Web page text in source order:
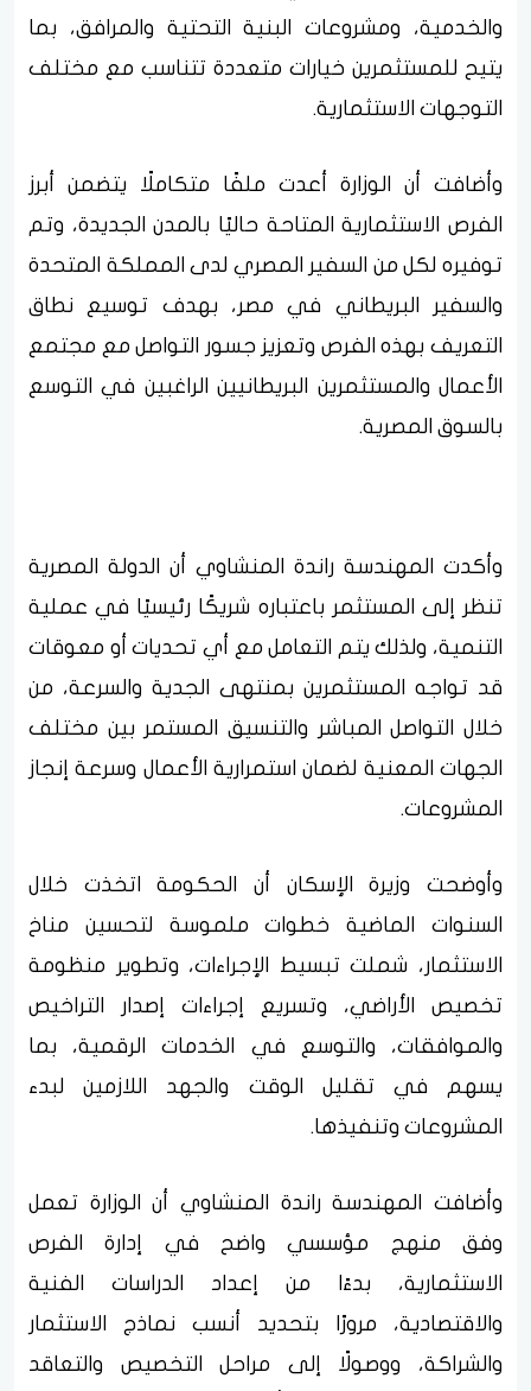
والخدمية، ومشروعات البنية التحتية والمرافق، بما
يتيح للمستثمرين خيارات متعددة تتناسب مع مختلف
التوجهات الاستثمارية.
وأضافت أن الوزارة أعدت ملفًا متكاملًا يتضمن أبرز
الفرص الاستثمارية المتاحة حاليًا بالمدن الجديدة، وتم
توفيره لكل من السفير المصري لدى المملكة المتحدة
والسفير البريطاني في مصر، بهدف توسيع نطاق
التعريف بهذه الفرص وتعزيز جسور التواصل مع مجتمع
الأعمال والمستثمرين البريطانيين الراغبين في التوسع
بالسوق المصرية.
وأكدت المهندسة راندة المنشاوي أن الدولة المصرية
تنظر إلى المستثمر باعتباره شريكًا رئيسيًا في عملية
التنمية، ولذلك يتم التعامل مع أي تحديات أو معوقات
قد تواجه المستثمرين بمنتهى الجدية والسرعة، من
خلال التواصل المباشر والتنسيق المستمر بين مختلف
الجهات المعنية لضمان استمرارية الأعمال وسرعة إنجاز
المشروعات.
وأوضحت وزيرة الإسكان أن الحكومة اتخذت خلال
السنوات الماضية خطوات ملموسة لتحسين مناخ
الاستثمار، شملت تبسيط الإجراءات، وتطوير منظومة
تخصيص الأراضي، وتسريع إجراءات إصدار التراخيص
والموافقات، والتوسع في الخدمات الرقمية، بما
يسهم في تقليل الوقت والجهد اللازمين لبدء
المشروعات وتنفيذها.
وأضافت المهندسة راندة المنشاوي أن الوزارة تعمل
وفق منهج مؤسسي واضح في إدارة الفرص
الاستثمارية، بدءًا من إعداد الدراسات الفنية
والاقتصادية، مرورًا بتحديد أنسب نماذج الاستثمار
والشراكة، ووصولًا إلى مراحل التخصيص والتعاقد